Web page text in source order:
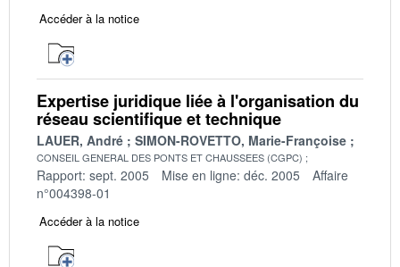
Accéder à la notice
Expertise juridique liée à l'organisation du
réseau scientifique et technique
LAUER, André SIMON-ROVETTO, Marie-Françoise
CONSEIL GENERAL DES PONTS ET CHAUSSEES (CGPC)
Rapport: sept. 2005 Mise en ligne: déc. 2005
Affaire
n°004398-01
Accéder à la notice